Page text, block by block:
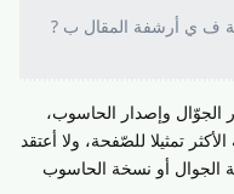
ف ي أرشفة المقال ب ?
الجوّال وإصدار الحاسوب،
تمثيلا للصّفحة، ولا أعتقد
الجوال أو نسخة الحاسوب